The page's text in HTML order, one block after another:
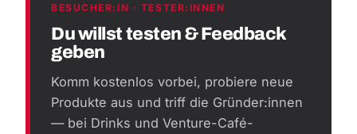
BESUCHER:IN · TESTER:INNEN
Du willst testen & Feedback
geben
Komm kostenlos vorbei, probiere neue
Produkte aus und triff die Gründer:innen
— bei Drinks und Venture-Café-